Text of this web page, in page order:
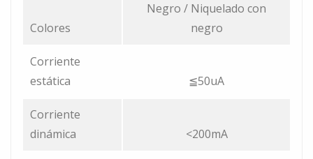
Colores
Negro / Niquelado con
negro
Corriente
estática
≦50uA
Corriente
dinámica
<200mA